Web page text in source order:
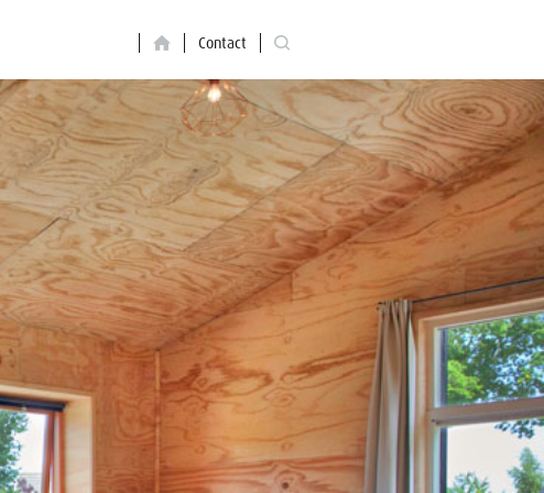
Contact